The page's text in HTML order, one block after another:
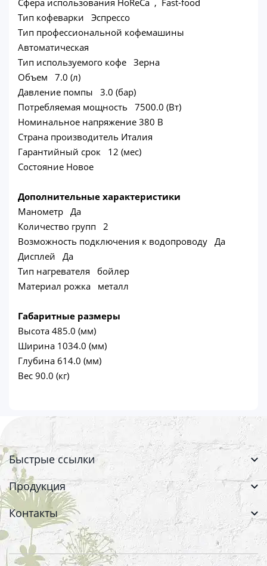
Тип кофеварки Эспрессо
Тип профессиональной кофемашины
Автоматическая
Тип используемого кофе Зерна
Объем 7.0 (л)
Давление помпы 3.0 (бар)
Потребляемая мощность 7500.0 (Вт)
Номинальное напряжение 380 В
Страна производитель Италия
Гарантийный срок 12 (мес)
Состояние Новое
Дополнительные характеристики
Манометр Да
Количество групп 2
Возможность подключения к водопроводу Да
Дисплей Да
Тип нагревателя бойлер
Материал рожка металл
Габаритные размеры
Высота 485.0 (мм)
Ширина 1034.0 (мм)
Глубина 614.0 (мм)
Вес 90.0 (кг)
Быстрые ссылки
Продукция
Контакты